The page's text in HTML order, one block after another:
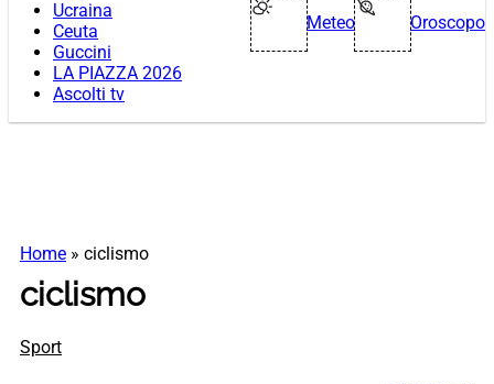
Ucraina
Ceuta
Guccini
LA PIAZZA 2026
Ascolti tv
Meteo Oroscopo
Home » ciclismo
ciclismo
Sport